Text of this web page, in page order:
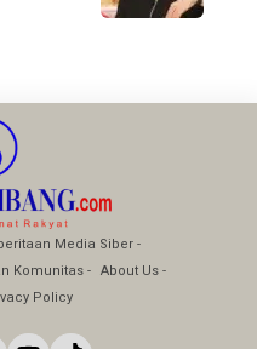
Media Siber
Komunitas
About Us
Policy